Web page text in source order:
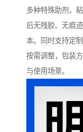
多种特殊助剂，
后无残胶、无痕
本。同时支持定
按需调整，包装
与使用场景。